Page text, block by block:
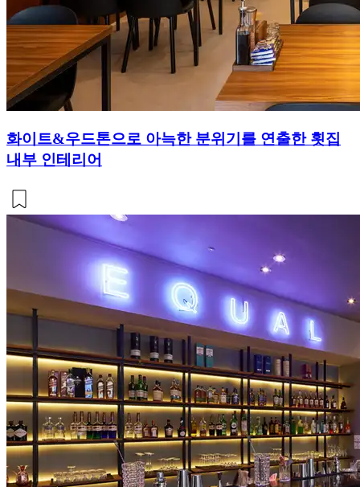
화이트&우드톤으로 아늑한 분위기를 연출한 횟집
내부 인테리어